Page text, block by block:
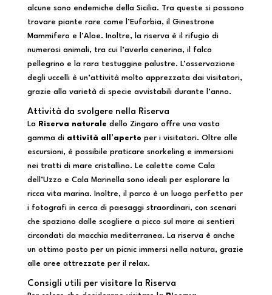
alcune sono endemiche della Sicilia. Tra queste si possono
trovare piante rare come l’Euforbia, il Ginestrone
Mammifero e l’Aloe. Inoltre, la riserva è il rifugio di
numerosi animali, tra cui l’averla cenerina, il falco
pellegrino e la rara testuggine palustre. L’osservazione
degli uccelli è un’attività molto apprezzata dai visitatori,
grazie alla varietà di specie avvistabili durante l’anno.
Attività da svolgere nella Riserva
La Riserva naturale dello Zingaro offre una vasta
gamma di attività all’aperto per i visitatori. Oltre alle
escursioni, è possibile praticare snorkeling e immersioni
nei tratti di mare cristallino. Le calette come Cala
dell’Uzzo e Cala Marinella sono ideali per esplorare la
ricca vita marina. Inoltre, il parco è un luogo perfetto per
i fotografi in cerca di paesaggi straordinari, con scenari
che spaziano dalle scogliere a picco sul mare ai sentieri
circondati da macchia mediterranea. La riserva è anche
un ottimo posto per un picnic immersi nella natura, grazie
alle aree attrezzate per il relax.
Consigli utili per visitare la Riserva